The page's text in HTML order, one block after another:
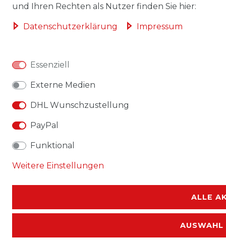
und Ihren Rechten als Nutzer finden Sie hier:
Daten­schutz­erklärung Impressum
Essenziell
Externe Medien
DHL Wunschzustellung
PayPal
Funktional
Weitere Einstellungen
ALLE
AUSWAHL